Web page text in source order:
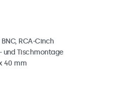
RCA-Cinch
und Tischmontage
40 mm